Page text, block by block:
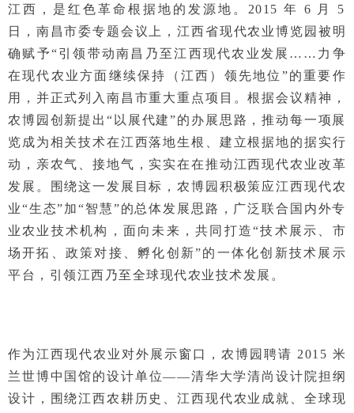
江西，是红色革命根据地的发源地。2015 年 6 月 5
日，南昌市委专题会议上，江西省现代农业博览园被明
确赋予“引领带动南昌乃至江西现代农业发展……力争
在现代农业方面继续保持（江西）领先地位”的重要作
用，并正式列入南昌市重大重点项目。根据会议精神，
农博园创新提出“以展代建”的办展思路，推动每一项展
览成为相关技术在江西落地生根、建立根据地的据实行
动，亲农气、接地气，实实在在推动江西现代农业改革
发展。围绕这一发展目标，农博园积极策应江西现代农
业“生态”加“智慧”的总体发展思路，广泛联合国内外专
业农业技术机构，面向未来，共同打造“技术展示、市
场开拓、政策对接、孵化创新”的一体化创新技术展示
平台，引领江西乃至全球现代农业技术发展。
作为江西现代农业对外展示窗口，农博园聘请 2015 米
兰世博中国馆的设计单位——清华大学清尚设计院担纲
设计，围绕江西农耕历史、江西现代农业成就、 全球现